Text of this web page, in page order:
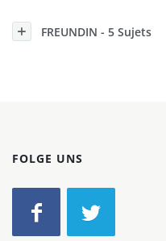
FREUNDIN - 5 Sujets
FOLGE UNS